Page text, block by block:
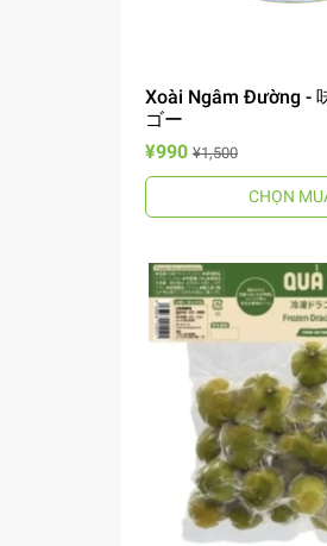
Xoài Ngâm Đường -
ゴー
¥990 ¥1,500
CHỌN